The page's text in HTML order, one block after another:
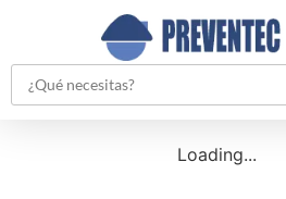
Loading...